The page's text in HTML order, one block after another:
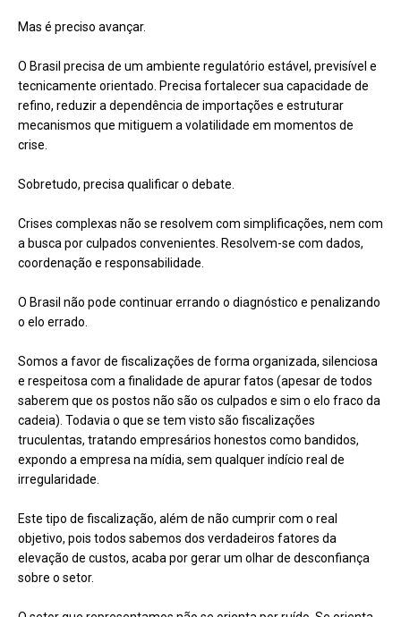
Mas é preciso avançar.
O Brasil precisa de um ambiente regulatório estável, previsível e
tecnicamente orientado. Precisa fortalecer sua capacidade de
refino, reduzir a dependência de importações e estruturar
mecanismos que mitiguem a volatilidade em momentos de
crise.
Sobretudo, precisa qualificar o debate.
Crises complexas não se resolvem com simplificações, nem com
a busca por culpados convenientes. Resolvem-se com dados,
coordenação e responsabilidade.
O Brasil não pode continuar errando o diagnóstico e penalizando
o elo errado.
Somos a favor de fiscalizações de forma organizada, silenciosa
e respeitosa com a finalidade de apurar fatos (apesar de todos
saberem que os postos não são os culpados e sim o elo fraco da
cadeia). Todavia o que se tem visto são fiscalizações
truculentas, tratando empresários honestos como bandidos,
expondo a empresa na mídia, sem qualquer indício real de
irregularidade.
Este tipo de fiscalização, além de não cumprir com o real
objetivo, pois todos sabemos dos verdadeiros fatores da
elevação de custos, acaba por gerar um olhar de desconfiança
sobre o setor.